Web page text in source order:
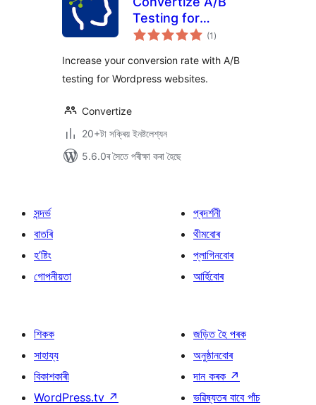
Testing for
WordPress
(1 টা
মুঠ)
Increase your conversion rate with A/B
testing for Wordpress websites.
Convertize
20+টা সক্ৰিয় ইনষ্টলেশ্যন
5.6.0ৰ সৈতে পৰীক্ষা কৰা হৈছে
সন্দৰ্ভ
বাতৰি
হ’ষ্টিং
গোপনীয়তা
প্ৰদৰ্শনী
থীমবোৰ
প্লাগিনবোৰ
আৰ্হিবোৰ
শিকক
সাহায্য
বিকাশকাৰী
WordPress.tv ↗
জড়িত হৈ পৰক
অনুষ্ঠানবোৰ
দান কৰক ↗
ভৱিষ্যতৰ বাবে পাঁচ